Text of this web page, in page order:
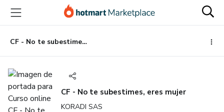
principal
página
de
página
CF - No te subestimes, eres mujer
CF - No te subestimes, eres mujer
KORADI SAS